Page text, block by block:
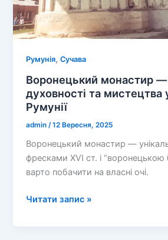
Румунія,Сучава
Воронецький монастир
духовності та мистецтва
Румунії
admin /12 Вересня, 2025
Воронецький монастир —
фресками XVI ст. і “воронецькою
варто побачити на власні очі.
Воронецький
Читати запис »